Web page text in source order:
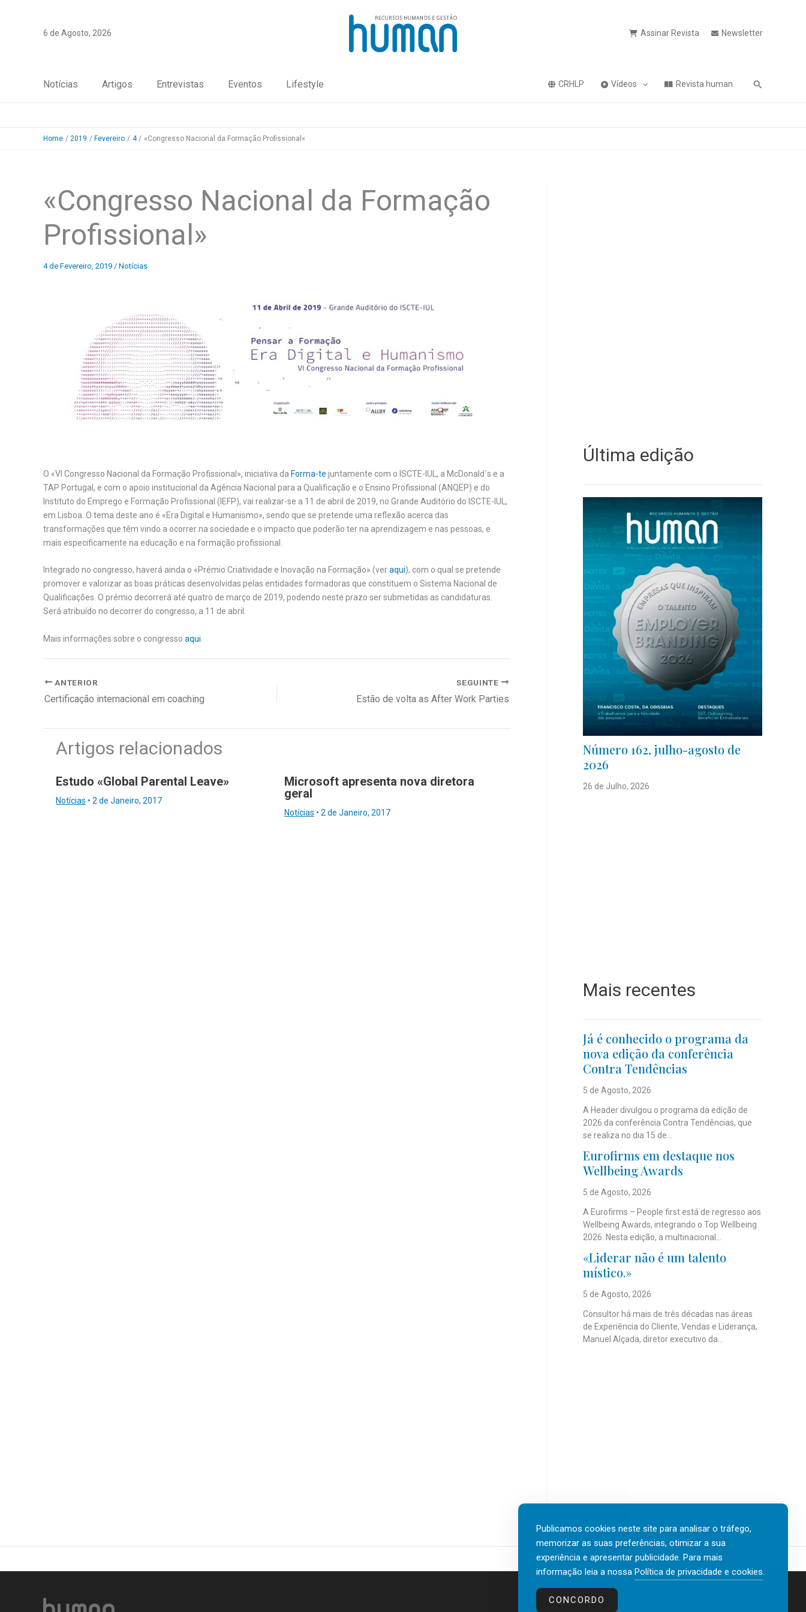
6 de Agosto, 2026 Assinar Revista Newsletter
Notícias Artigos Entrevistas Eventos Lifestyle CRHLP Vídeos Revista human Pesquisa
Home 2019 Fevereiro 4 «Congresso Nacional da Formação Profissional»
«Congresso Nacional da Formação
Profissional»
4 de Fevereiro, 2019 / Notícias
O «VI Congresso Nacional da Formação Profissional», iniciativa da Forma-te juntamente com o ISCTE-IUL, a McDonald´s e a
TAP Portugal, e com o apoio institucional da Agência Nacional para a Qualificação e o Ensino Profissional (ANQEP) e do
Instituto do Emprego e Formação Profissional (IEFP), vai realizar-se a 11 de abril de 2019, no Grande Auditório do ISCTE-IUL,
em Lisboa. O tema deste ano é «Era Digital e Humanismo», sendo que se pretende uma reflexão acerca das
transformações que têm vindo a ocorrer na sociedade e o impacto que poderão ter na aprendizagem e nas pessoas, e
mais especificamente na educação e na formação profissional.
Integrado no congresso, haverá ainda o «Prémio Criatividade e Inovação na Formação» (veraqui), com o qual se pretende
promover e valorizar as boas práticas desenvolvidas pelas entidades formadoras que constituem o Sistema Nacional de
Qualificações. O prémio decorrerá até quatro de março de 2019, podendo neste prazo ser submetidas as candidaturas.
Será atribuído no decorrer do congresso, a 11 de abril.
Mais informações sobre o congresso aqui
ANTERIOR
Certificação internacional em coaching
SEGUINTE
Estão de volta as After Work Parties
Artigos relacionados
Estudo «Global Parental Leave»
Notícias • 2 de Janeiro, 2017
Microsoft apresenta nova diretora
geral
Notícias • 2 de Janeiro, 2017
Última edição
Número 162, julho-agosto de
2026
26 de Julho, 2026
Mais recentes
Já é conhecido o programa da
nova edição da conferência
Contra Tendências
5 de Agosto, 2026
A Header divulgou o programa da edição de
2026 da conferência Contra Tendências, que
se realiza no dia 15 de...
Eurofirms em destaque nos
Wellbeing Awards
5 de Agosto, 2026
A Eurofirms – People first está de regresso aos
Wellbeing Awards, integrando o Top Wellbeing
2026. Nesta edição, a multinacional...
«Liderar não é um talento
místico.»
5 de Agosto, 2026
Consultor há mais de três décadas nas áreas
de Experiência do Cliente, Vendas e Liderança,
Manuel Alçada, diretor executivo da...
Contactos
Publicamos cookies neste site para analisar o tráfego,
memorizar as suas preferências, otimizar a sua
experiência e apresentar publicidade. Para mais
informação leia a nossa Política de privacidade e cookies.
CONCORDO